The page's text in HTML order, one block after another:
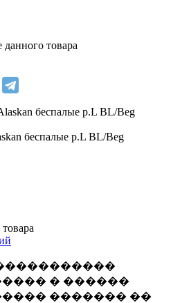
товара
беспалые р.L BL/Beg
� ������
������� ��